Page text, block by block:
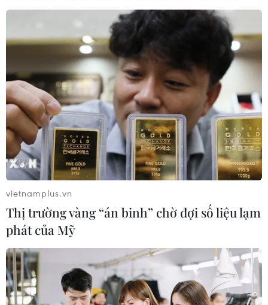
vietnamplus.vn
Thị trường vàng “án binh” chờ đợi số liệu lạm
phát của Mỹ